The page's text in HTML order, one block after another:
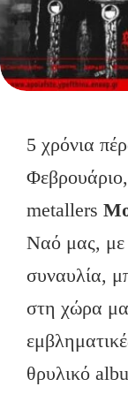
5 χρόνια
metallers
Ναό μας, με
συναυλία,
στη χώρα
θρυλικό